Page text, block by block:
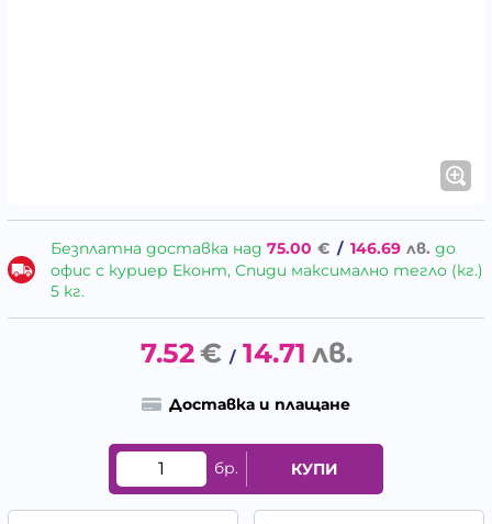
Безплатна доставка над 75.00 € / 146.69 лв. до
офис с куриер Еконт, Спиди максимално тегло (кг.)
5 кг.
7.52€ / 14.71 лв.
Доставка и плащане
бр. КУПИ